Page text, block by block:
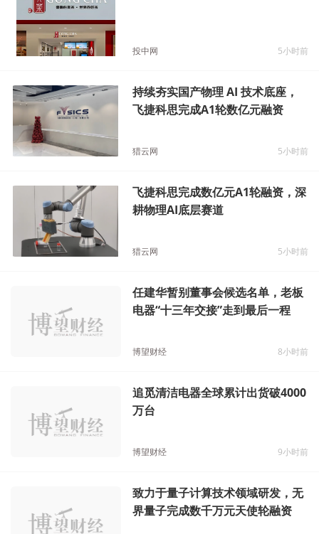
投中网 5小时前
持续夯实国产物理 AI 技术底座，
飞捷科思完成A1轮数亿元融资
猎云网 5小时前
飞捷科思完成数亿元A1轮融资，深
耕物理AI底层赛道
猎云网 5小时前
任建华暂别董事会候选名单，老板
电器“十三年交接”走到最后一程
博望财经 8小时前
追觅清洁电器全球累计出货破4000
万台
博望财经 9小时前
致力于量子计算技术领域研发，无
界量子完成数千万元天使轮融资